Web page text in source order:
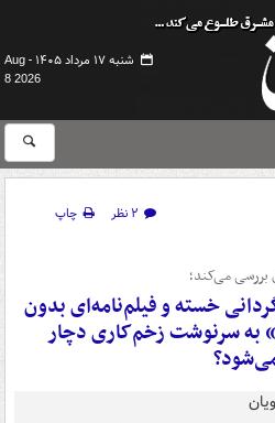
شنبه ۱۷ مرداد ۱۴۰۵ -
Aug
8 2026
۲ نظر
چاپ
می‌کند؛
دهه ۵۰ با کارگردانی خسته و فیلم‌نامه‌ای بدون
به سرنوشت زخم‌کاری دچار